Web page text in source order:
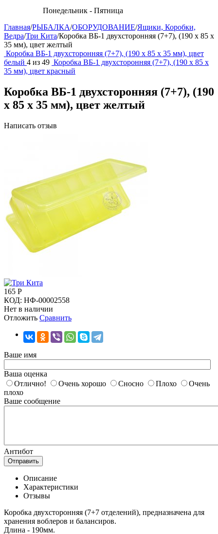
Понедельник - Пятница
Главная/РЫБАЛКА/ОБОРУДОВАНИЕ/Ящики, Коробки,
Ведра/Три Кита/Коробка ВБ-1 двухсторонняя (7+7), (190 х 85 х
35 мм), цвет желтый
Коробка ВБ-1 двухсторонняя (7+7), (190 х 85 х 35 мм), цвет
белый 4 из 49 Коробка ВБ-1 двухсторонняя (7+7), (190 х 85 х
35 мм), цвет красный
Коробка ВБ-1 двухсторонняя (7+7), (190
х 85 х 35 мм), цвет желтый
Написать отзыв
165 Р
КОД: НФ-00002558
Нет в наличии
Отложить Сравнить
Ваше имя
Ваша оценка
Отлично!
Очень хорошо Сносно Плохо
Очень
плохо
Ваше сообщение
Антибот
Отправить
Описание
Характеристики
Отзывы
Коробка двухсторонняя (7+7 отделений), предназначена для
хранения воблеров и балансиров.
Длина - 190мм.